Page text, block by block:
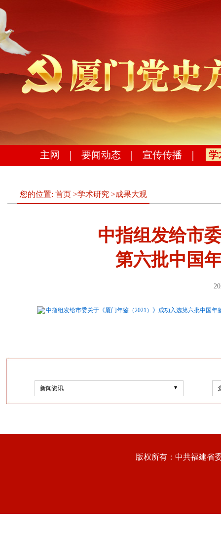
主网 要闻动态 宣传传播 学
您的位置: 首页 >学术研究 >成果大观
中指组发给市
第六批中国
中指组发给市委关于《厦门年鉴（2021）》成功入选第六批中国年
新闻资讯
版权所有：中共福建省